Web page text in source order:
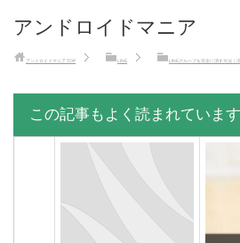
アンドロイドマニア
アンドロイドマニア TOP LINE LINEグループを完全に消す方法｜
この記事もよく読まれています